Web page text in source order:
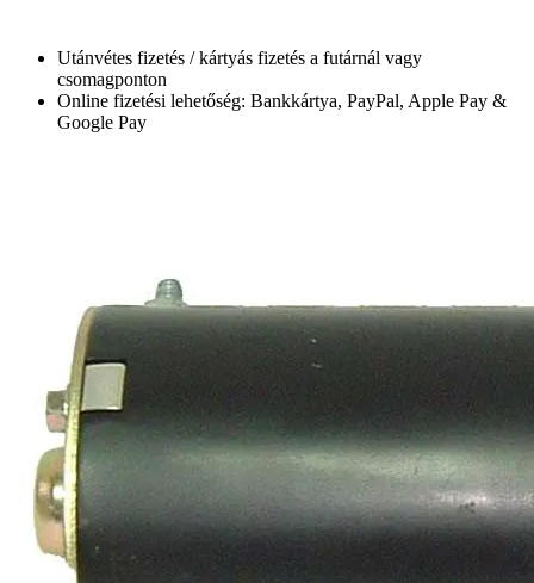
Utánvétes fizetés / kártyás fizetés a futárnál vagy
csomagponton
Online fizetési lehetőség: Bankkártya, PayPal, Apple Pay &
Google Pay